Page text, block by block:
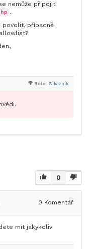
nemůže připojit
.
povolit, případně
Role: Zákazník
0
0 Komentář
mit jakykoliv